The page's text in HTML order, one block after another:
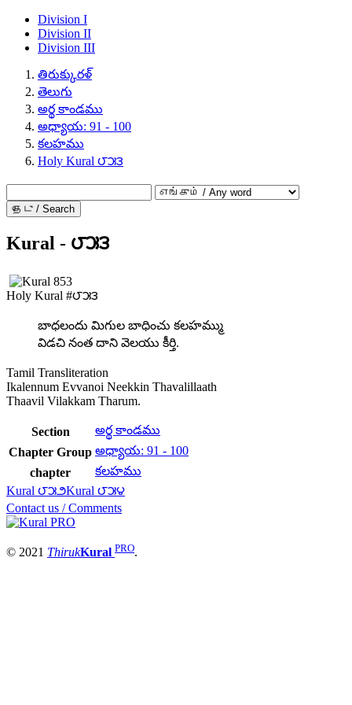
Division I
Division II
Division III
తిరుక్కురళ్
తెలుగు
అర్థ కాండము
అధ్యాయ: 91 - 100
కలహము
Holy Kural ౮౫౩
தேடு / Search
Kural - ౮౫౩
Holy Kural #౮౫౩
బాధలందు మిగుల బాధించు కలహమ్ము
విడచి నంత దాని వెలయు కీర్తి.
Tamil Transliteration
Ikalennum Evvanoi Neekkin Thavalillaath
Thaavil Vilakkam Tharum.
Section
అర్థ కాండము
Chapter Group అధ్యాయ: 91 - 100
chapter
కలహము
Kural ౮౫౨Kural ౮౫౪
Contact us / Comments
© 2021 ThirukKural PRO.